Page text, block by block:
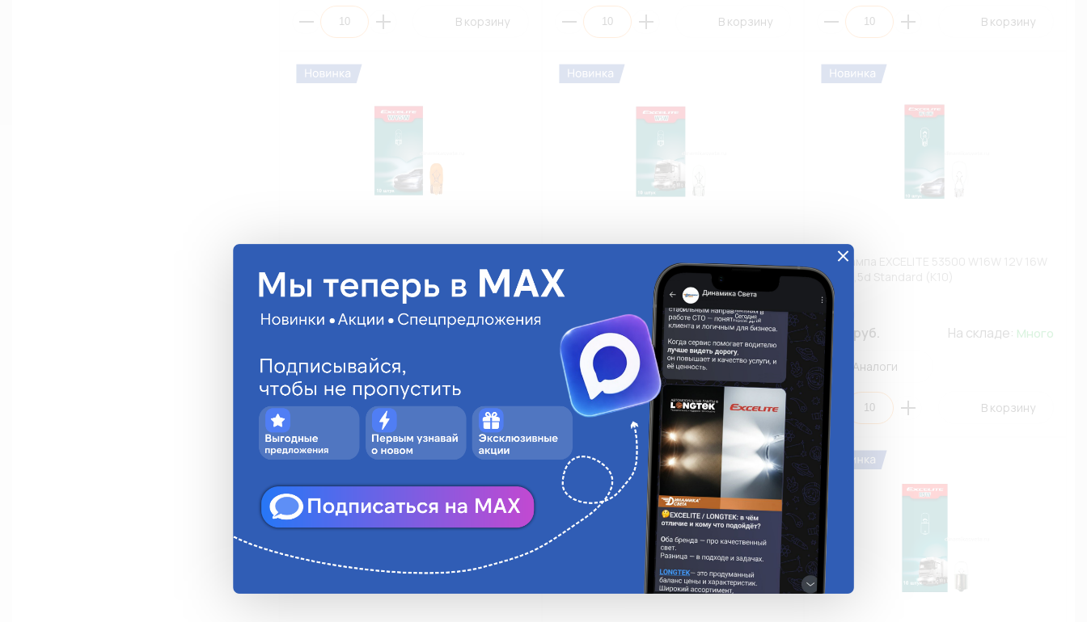
В корзину В корзину В корзину
5W W2,1x9,5d Standard (К10)
53000CA
На складе:
Аналоги
В корзину
Автолампа EXCELITE 53300 W5W 24V 5W
W2,1x9,5d Standard (К10)
35.95 руб.
На складе:Много
Аналоги
В корзину
Автолампа EXCELITE 53500 W16W 12V 16W
W2,1x9,5d Standard (К10)
53500
70.58 руб.
На складе: Много
Аналоги
В корзину